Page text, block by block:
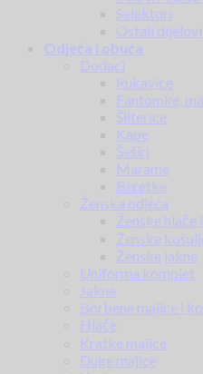
Selektori
Ostali dijelovi
Odjeća i obuća
Dodaci
Rukavice
Fantomke,
Šilterice
Kape
Šeširi
Marame
Beretke
Ženska odjeća
Ženske hlače
Ženske
Ženske jakne
Uniforma komplet
Jakne
Borbene majice i
Hlače
Kratke majice
Duge majice